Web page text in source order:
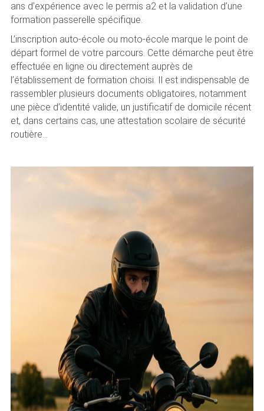
ans d’expérience avec le permis a2 et la validation d’une
formation passerelle spécifique.
L’inscription auto-école ou moto-école marque le point de
départ formel de votre parcours. Cette démarche peut être
effectuée en ligne ou directement auprès de
l’établissement de formation choisi. Il est indispensable de
rassembler plusieurs documents obligatoires, notamment
une pièce d’identité valide, un justificatif de domicile récent
et, dans certains cas, une attestation scolaire de sécurité
routière…